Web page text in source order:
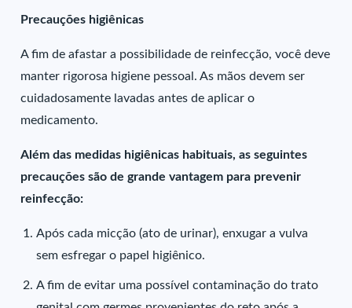
Precauções higiênicas
A fim de afastar a possibilidade de reinfecção, você deve
manter rigorosa higiene pessoal. As mãos devem ser
cuidadosamente lavadas antes de aplicar o
medicamento.
Além das medidas higiênicas habituais, as seguintes
precauções são de grande vantagem para prevenir
reinfecção:
Após cada micção (ato de urinar), enxugar a vulva
sem esfregar o papel higiênico.
A fim de evitar uma possível contaminação do trato